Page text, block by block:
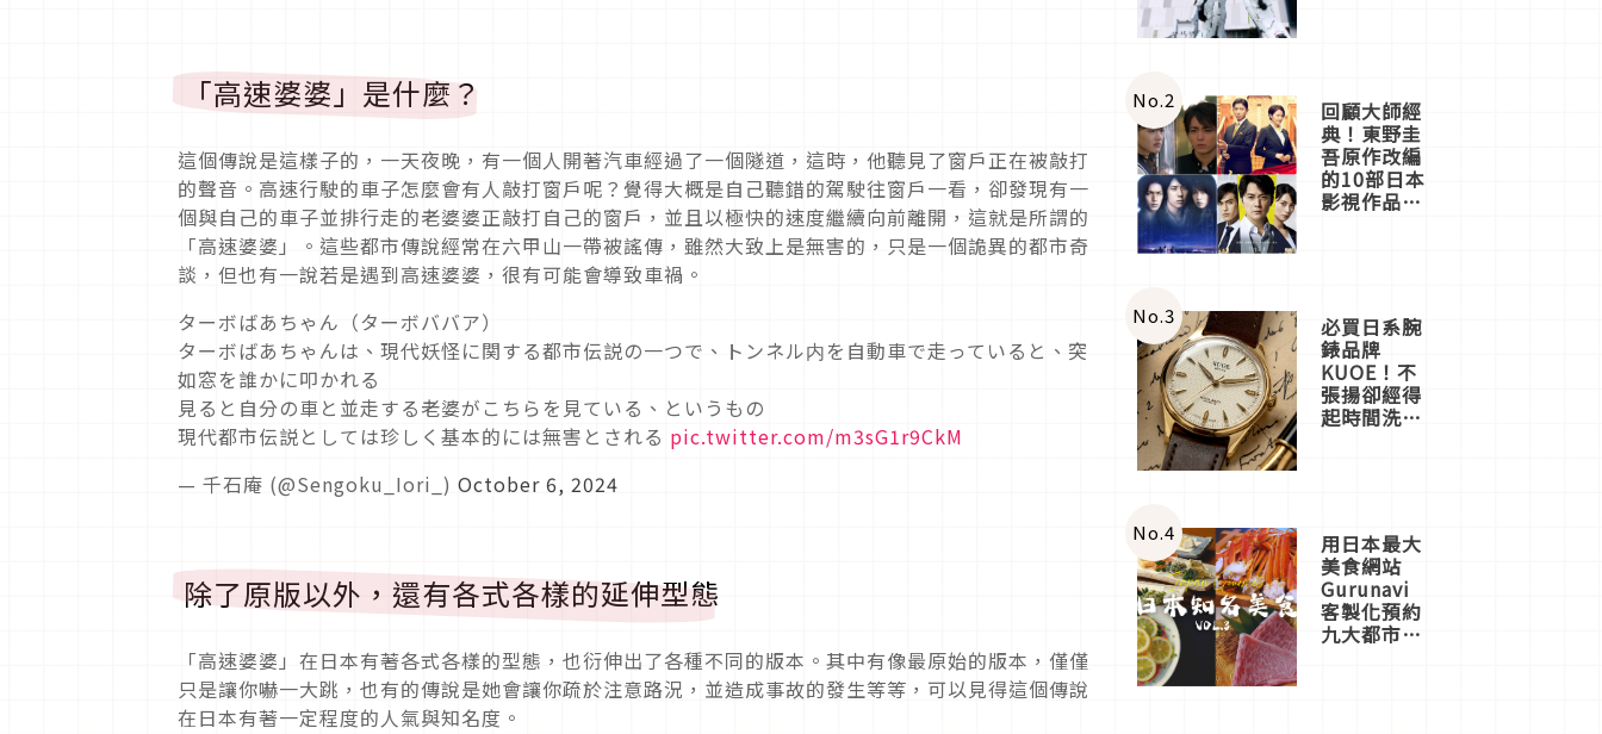
「高速婆婆」是什麼？
這個傳說是這樣子的，一天夜晚，有一個人開著汽車經過了一個隧道，這時，他聽見了窗戶正在被敲打
的聲音。高速行駛的車子怎麼會有人敲打窗戶呢？覺得大概是自己聽錯的駕駛往窗戶一看，卻發現有一
個與自己的車子並排行走的老婆婆正敲打自己的窗戶，並且以極快的速度繼續向前離開，這就是所謂的
「高速婆婆」。這些都市傳說經常在六甲山一帶被謠傳，雖然大致上是無害的，只是一個詭異的都市奇
談，但也有一說若是遇到高速婆婆，很有可能會導致車禍。
ターボばあちゃん（ターボババア）
ターボばあちゃんは、現代妖怪に関する都市伝説の一つで、トンネル内を自動車で走っていると、突
如窓を誰かに叩かれる
見ると自分の車と並走する老婆がこちらを見ている、というもの
現代都市伝説としては珍しく基本的には無害とされる pic.twitter.com/m3sG1r9CkM
— 千石庵 (@Sengoku_Iori_) October 6, 2024
除了原版以外，還有各式各樣的延伸型態
「高速婆婆」在日本有著各式各樣的型態，也衍伸出了各種不同的版本。其中有像最原始的版本，僅僅
只是讓你嚇一大跳，也有的傳說是她會讓你疏於注意路況，並造成事故的發生等等，可以見得這個傳說
在日本有著一定程度的人氣與知名度。
體驗
No.2 回顧大師經
典！東野圭
吾原作改編
的10部日本
影視作品推
No.3 必買日系腕
錶品牌
KUOE！不
張揚卻經得
起時間洗鍊
No.4 用日本最大
美食網站
Gurunavi
客製化預約
九大都市餐